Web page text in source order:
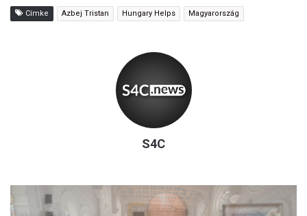
Címke Azbej Tristan Hungary Helps Magyarország
S4C